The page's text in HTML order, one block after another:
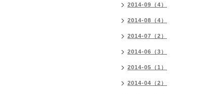
2014-09（4）
2014-08（4）
2014-07（2）
2014-06（3）
2014-05（1）
2014-04（2）